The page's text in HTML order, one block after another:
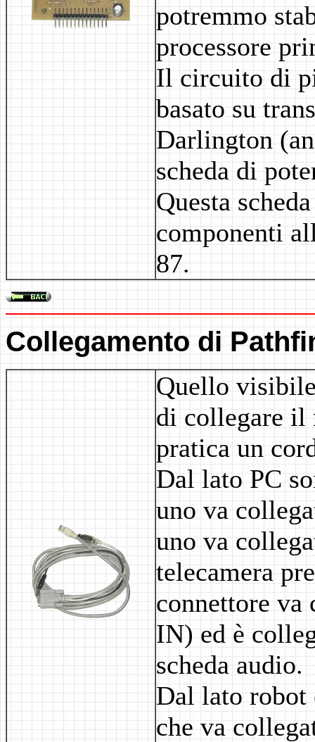
potremmo
processore
Il circuito di
basato su
Darlington
scheda di
Questa
componenti
87.
Collegamento di
Quello
di collegare il
pratica un
Dal lato PC
uno va
uno va
telecamera
connettore va
IN) ed è
scheda audio.
Dal lato robot
che va